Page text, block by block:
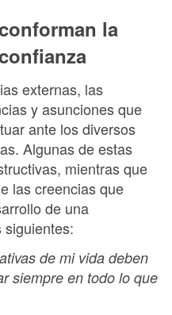
la
externas, las
y asunciones que
ante los diversos
Algunas de estas
mientras que
las creencias que
de una
de mi vida deben
siempre en todo lo que